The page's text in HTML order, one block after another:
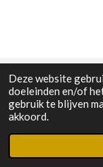
Deze website
doeleinden en/of
gebruik te blijven
akkoord.